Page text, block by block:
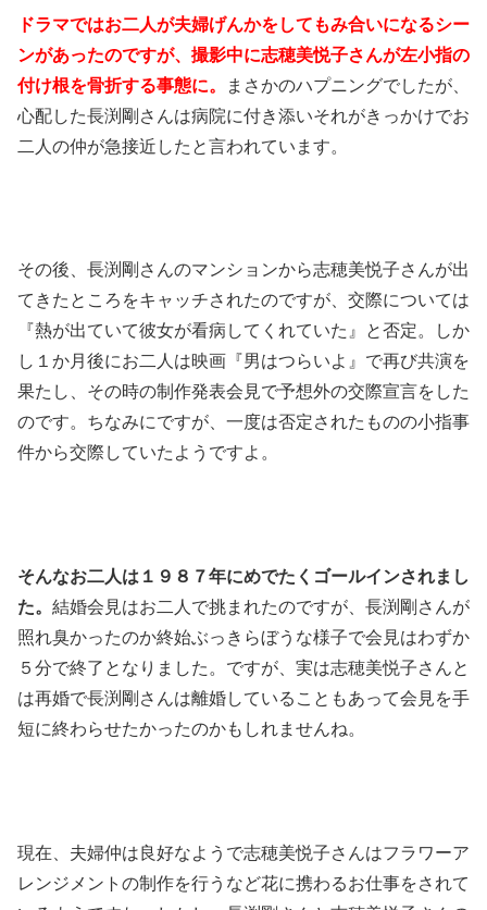
ドラマではお二人が夫婦げんかをしてもみ合いになるシー
ンがあったのですが、撮影中に志穂美悦子さんが左小指の
付け根を骨折する事態に。
まさかのハプニングでしたが、
心配した長渕剛さんは病院に付き添いそれがきっかけでお
二人の仲が急接近したと言われています。
その後、長渕剛さんのマンションから志穂美悦子さんが出
てきたところをキャッチされたのですが、交際については
『熱が出ていて彼女が看病してくれていた』と否定。しか
し１か月後にお二人は映画『男はつらいよ』で再び共演を
果たし、その時の制作発表会見で予想外の交際宣言をした
のです。ちなみにですが、一度は否定されたものの小指事
件から交際していたようですよ。
そんなお二人は１９８７年にめでたくゴールインされまし
た。 結婚会見はお二人で挑まれたのですが、長渕剛さんが
照れ臭かったのか終始ぶっきらぼうな様子で会見はわずか
５分で終了となりました。ですが、実は志穂美悦子さんと
は再婚で長渕剛さんは離婚していることもあって会見を手
短に終わらせたかったのかもしれませんね。
現在、夫婦仲は良好なようで志穂美悦子さんはフラワーア
レンジメントの制作を行うなど花に携わるお仕事をされて